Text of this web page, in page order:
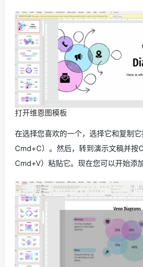
打开维恩图模板
在选择您喜欢的一个，选择它和复制
Cmd+C）。然后，转到演示文稿并按
Cmd+V）粘贴它。现在您可以开始添